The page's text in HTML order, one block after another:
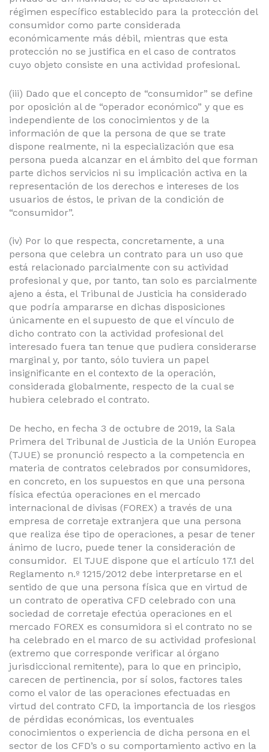
régimen específico establecido para la protección del
consumidor como parte considerada
económicamente más débil, mientras que esta
protección no se justifica en el caso de contratos
cuyo objeto consiste en una actividad profesional.
(iii) Dado que el concepto de “consumidor” se define
por oposición al de “operador económico” y que es
independiente de los conocimientos y de la
información de que la persona de que se trate
dispone realmente, ni la especialización que esa
persona pueda alcanzar en el ámbito del que forman
parte dichos servicios ni su implicación activa en la
representación de los derechos e intereses de los
usuarios de éstos, le privan de la condición de
“consumidor”.
(iv) Por lo que respecta, concretamente, a una
persona que celebra un contrato para un uso que
está relacionado parcialmente con su actividad
profesional y que, por tanto, tan solo es parcialmente
ajeno a ésta, el Tribunal de Justicia ha considerado
que podría ampararse en dichas disposiciones
únicamente en el supuesto de que el vínculo de
dicho contrato con la actividad profesional del
interesado fuera tan tenue que pudiera considerarse
marginal y, por tanto, sólo tuviera un papel
insignificante en el contexto de la operación,
considerada globalmente, respecto de la cual se
hubiera celebrado el contrato.
De hecho, en fecha 3 de octubre de 2019, la Sala
Primera del Tribunal de Justicia de la Unión Europea
(TJUE) se pronunció respecto a la competencia en
materia de contratos celebrados por consumidores,
en concreto, en los supuestos en que una persona
física efectúa operaciones en el mercado
internacional de divisas (FOREX) a través de una
empresa de corretaje extranjera que una persona
que realiza ése tipo de operaciones, a pesar de tener
ánimo de lucro, puede tener la consideración de
consumidor. El TJUE dispone que el artículo 17.1 del
Reglamento n.º 1215/2012 debe interpretarse en el
sentido de que una persona física que en virtud de
un contrato de operativa CFD celebrado con una
sociedad de corretaje efectúa operaciones en el
mercado FOREX es consumidora si el contrato no se
ha celebrado en el marco de su actividad profesional
(extremo que corresponde verificar al órgano
jurisdiccional remitente), para lo que en principio,
carecen de pertinencia, por sí solos, factores tales
como el valor de las operaciones efectuadas en
virtud del contrato CFD, la importancia de los riesgos
de pérdidas económicas, los eventuales
conocimientos o experiencia de dicha persona en el
sector de los CFD’s o su comportamiento activo en la